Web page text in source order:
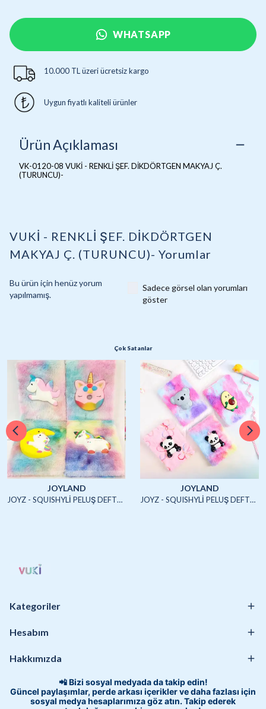
WHATSAPP
10.000 TL üzeri ücretsiz kargo
Uygun fiyatlı kaliteli ürünler
Ürün Açıklaması
VK-0120-08 VUKİ - RENKLİ ŞEF. DİKDÖRTGEN MAKYAJ Ç.
(TURUNCU)-
VUKİ - RENKLİ ŞEF. DİKDÖRTGEN
MAKYAJ Ç. (TURUNCU)- Yorumlar
Bu ürün için henüz yorum
yapılmamış.
Sadece görsel olan yorumları
göster
Çok Satanlar
JOYLAND
JOYZ - SQUISHYLİ PELUŞ DEFTER A5 (UNICORN2)-4/S
JOYLAND
JOYZ - SQUISHYLİ PELUŞ DEFTER A5 (HAYVANLAR)-4/S
Kategoriler
Hesabım
Hakkımızda
📲 Bizi sosyal medyada da takip edin!
Güncel paylaşımlar, perde arkası içerikler ve daha fazlası için
sosyal medya hesaplarımıza göz atın. Takip ederek